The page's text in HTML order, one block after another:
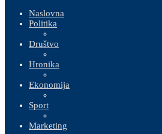
Naslovna
Politika
Društvo
Hronika
Ekonomija
Sport
Marketing